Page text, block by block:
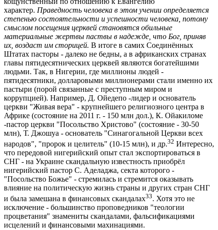
характер. Праведность человека в этом учении определяется
степенью состоятельности и успешности человека, потому
смыслом посещения церквей становятся обильные
материальные жертвы паствы в надежде, что Бог, приняв
их, воздаст им сторицей. В итоге в самих Соединённых
Штатах пасторы - далеко не бедны, а в африканских странах
главы пятидесятнических церквей являются богатейшими
людьми. Так, в Нигерии, где миллионы людей -
пятидесятники, долларовыми миллионерами стали именно их
пастыри (порой связанные с преступным миром и
коррупцией). Например, Д. Ойедепо -лидер и основатель
церкви "Живая вера" - крупнейшего религиозного центра в
Африке (состояние на 2011 г. - 150 млн дол.), К. Ойакиломе
-пастор церкви "Посольство Христово" (состояние - 30-50
млн), Т. Джошуа - основатель "Синагогальной Церкви всех
народов", "пророк и целитель" (10-15 млн), и др.32 Интересно,
что передовой нигерийский опыт стал экспортироваться в
СНГ - на Украине скандальную известность приобрёл
нигерийский пастор С. Аделаджа, секта которого -
"Посольство Божье" - стремилась и стремится оказывать
влияние на политическую жизнь страны и других стран СНГ
и была замешана в финансовых скандалах33. Хотя это не
исключение - большинство проповедников "теологии
процветания" знамениты скандалами, фальсификациями
исцелений и финансовыми махинациями.